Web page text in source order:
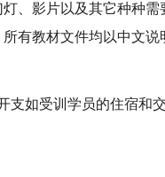
、影片以及其它种种
有教材文件均以中文说
如受训学员的住宿和